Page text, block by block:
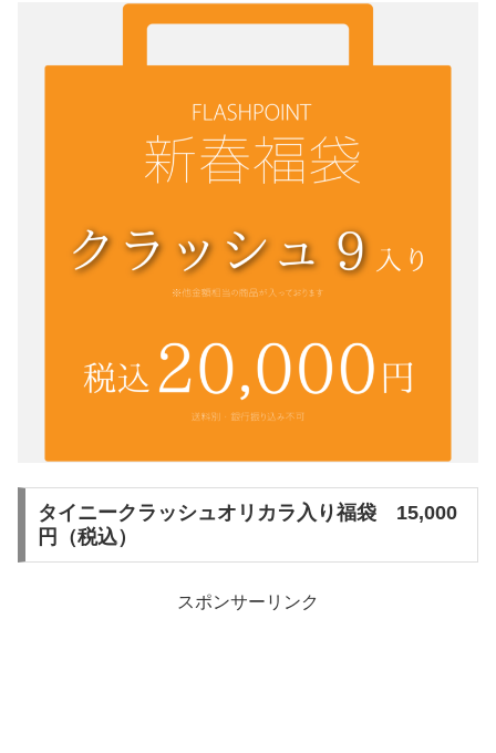
タイニークラッシュオリカラ入り福袋 15,000
円（税込）
スポンサーリンク